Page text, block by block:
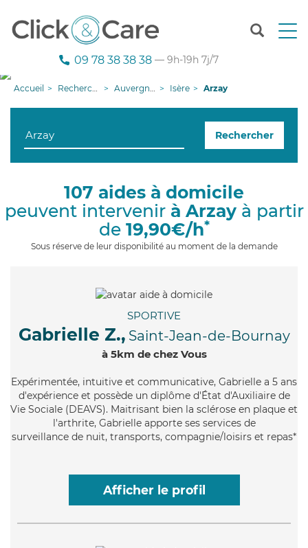
T
n
g
i
09 78 38 38 38 — 9h-19h 7j/7
Accueil Recherche aide à domicile Auvergne-Rhône-Alpes Isère Arzay
Rechercher
107 aides à domicile
peuvent intervenir à Arzayà partir
de 19,90€/h*
Sous réserve de leur disponibilité au moment de la demande
SPORTIVE
Gabrielle Z., Saint-Jean-de-Bournay
à 5km de chez Vous
Expérimentée, intuitive et communicative, Gabrielle a 5 ans
d'expérience et possède un diplôme d'État d'Auxiliaire de
Vie Sociale (DEAVS). Maitrisant bien la sclérose en plaque et
l'arthrite, Gabrielle apporte ses services de
surveillance de nuit, transports, compagnie/loisirs et repas*
Afficher le profil